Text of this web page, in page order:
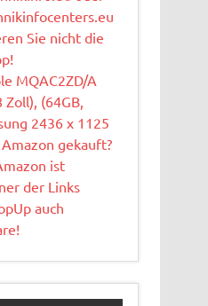
Sie nicht die
MQAC2ZD/A
(64GB,
2436 x 1125
gekauft?
ist
der Links
auch